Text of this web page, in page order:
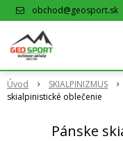
obchod@geosport.sk
Úvod SKIALPINIZMUS
skialpinistické oblečenie
Pánske